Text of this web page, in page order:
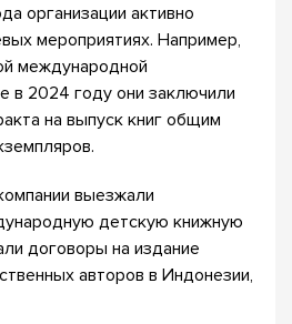
организации активно
мероприятиях. Например,
международной
в 2024 году они заключили
на выпуск книг общим
выезжали
детскую книжную
договоры на издание
авторов в Индонезии,